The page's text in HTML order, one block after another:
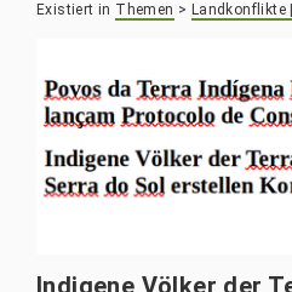
Existiert in Themen > Landkonflikte
Indigene Völker der